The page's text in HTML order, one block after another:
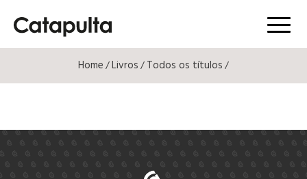
Menú
Home/Livros/Todos os títulos/